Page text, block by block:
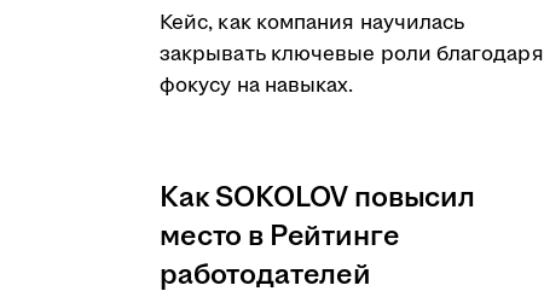
Кейс, как компания научилась
закрывать ключевые роли благодаря
фокусу на навыках.
Как SOKOLOV повысил
место в Рейтинге
работодателей